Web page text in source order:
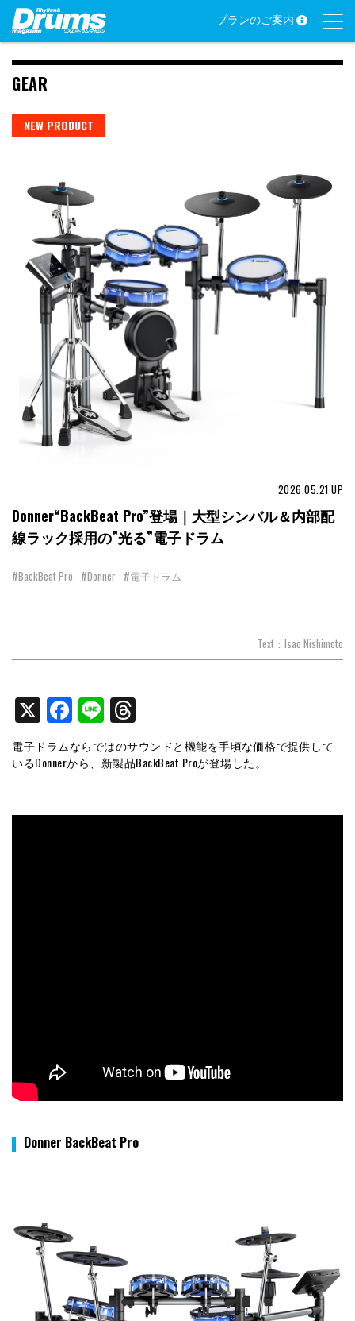
Skip
content
プランのご案内
GEAR
NEW PRODUCT
2026.05.21 UP
Donner“BackBeat Pro”登場｜大型シンバル＆内部配
線ラック採用の”光る”電子ドラム
#BackBeat Pro #Donner #電子ドラム
Text：Isao Nishimoto
X Facebook
Line
電子ドラムならではのサウンドと機能を手頃な価格で提供して
いるDonnerから、新製品BackBeat Proが登場した。
Donner BackBeat Pro